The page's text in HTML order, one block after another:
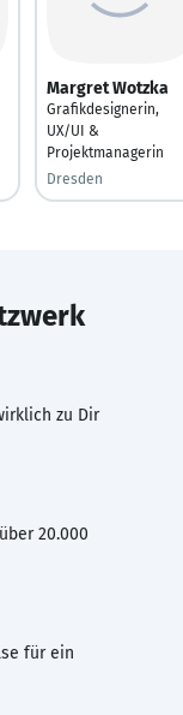
Margret Wotzka
Grafikdesignerin,
UX/UI &
Projektmanagerin
Dresden
zu Dir
20.000
für ein